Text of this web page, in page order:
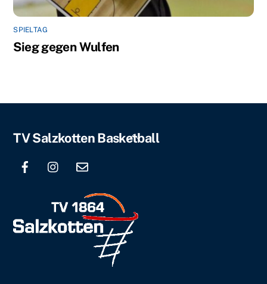
SPIELTAG
Sieg gegen Wulfen
Back
TV Salzkotten Basketball